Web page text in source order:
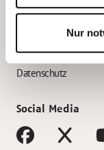
Nur
AWO Gliederungen
Impressum
Datenschutz
Social Media